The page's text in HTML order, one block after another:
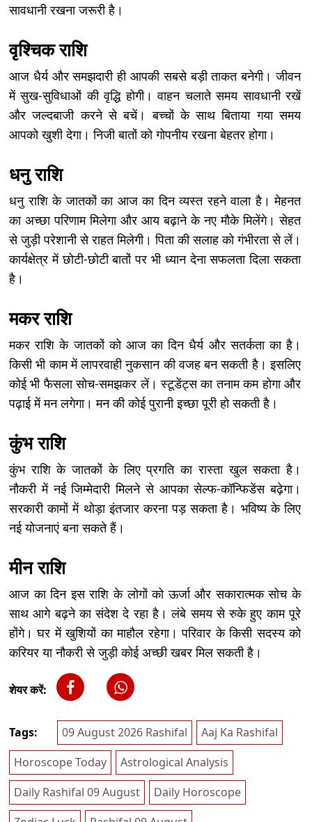
सावधानी रखना जरूरी है।
वृश्चिक राशि
आज धैर्य और समझदारी ही आपकी सबसे बड़ी ताकत बनेगी। जीवन
में सुख-सुविधाओं की वृद्धि होगी। वाहन चलाते समय सावधानी रखें
और जल्दबाजी करने से बचें। बच्चों के साथ बिताया गया समय
आपको खुशी देगा। निजी बातों को गोपनीय रखना बेहतर होगा।
धनु राशि
धनु राशि के जातकों का आज का दिन व्यस्त रहने वाला है। मेहनत
का अच्छा परिणाम मिलेगा और आय बढ़ाने के नए मौके मिलेंगे। सेहत
से जुड़ी परेशानी से राहत मिलेगी। पिता की सलाह को गंभीरता से लें।
कार्यक्षेत्र में छोटी-छोटी बातों पर भी ध्यान देना सफलता दिला सकता
है।
मकर राशि
मकर राशि के जातकों को आज का दिन धैर्य और सतर्कता का है।
किसी भी काम में लापरवाही नुकसान की वजह बन सकती है। इसलिए
कोई भी फैसला सोच-समझकर लें। स्टूडेंट्स का तनाम कम होगा और
पढ़ाई में मन लगेगा। मन की कोई पुरानी इच्छा पूरी हो सकती है।
कुंभ राशि
कुंभ राशि के जातकों के लिए प्रगति का रास्ता खुल सकता है।
नौकरी में नई जिम्मेदारी मिलने से आपका सेल्फ-कॉन्फिडेंस बढ़ेगा।
सरकारी कामों में थोड़ा इंतजार करना पड़ सकता है। भविष्य के लिए
नई योजनाएं बना सकते हैं।
मीन राशि
आज का दिन इस राशि के लोगों को ऊर्जा और सकारात्मक सोच के
साथ आगे बढ़ने का संदेश दे रहा है। लंबे समय से रुके हुए काम पूरे
होंगे। घर में खुशियों का माहौल रहेगा। परिवार के किसी सदस्य को
करियर या नौकरी से जुड़ी कोई अच्छी खबर मिल सकती है।
शेयर करें:
Tags: 09 August 2026 Rashifal
Aaj Ka Rashifal
Horoscope Today
Astrological Analysis
Daily Rashifal 09 August
Daily Horoscope